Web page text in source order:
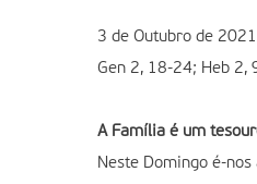
3 de Outubro de 2021
Gen 2, 18-24; Heb 2,
A Família é um
Neste Domingo é-